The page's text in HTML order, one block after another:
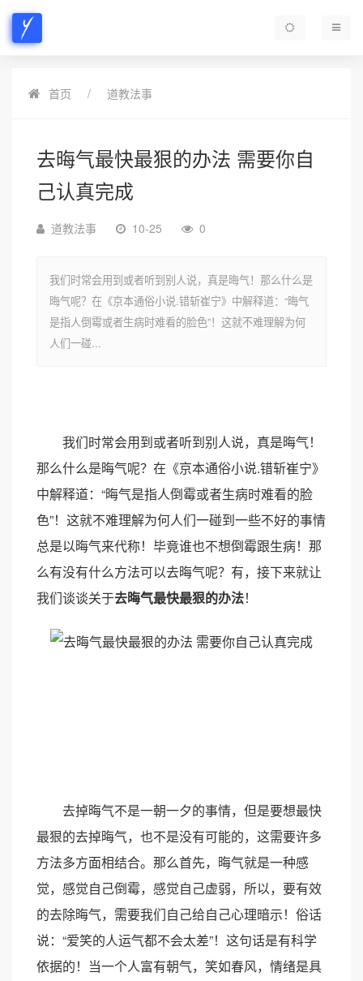
首页 道教法事
去晦气最快最狠的办法 需要你自
己认真完成
道教法事 10-25 0
我们时常会用到或者听到别人说，真是晦气！那么什么是
晦气呢？在《京本通俗小说.错斩崔宁》中解释道：“晦气
是指人倒霉或者生病时难看的脸色”！这就不难理解为何
人们一碰...
我们时常会用到或者听到别人说，真是晦气！
那么什么是晦气呢？在《京本通俗小说.错斩崔宁》
中解释道：“晦气是指人倒霉或者生病时难看的脸
色”！这就不难理解为何人们一碰到一些不好的事情
总是以晦气来代称！毕竟谁也不想倒霉跟生病！那
么有没有什么方法可以去晦气呢？有，接下来就让
我们谈谈关于去晦气最快最狠的办法！
去掉晦气不是一朝一夕的事情，但是要想最快
最狠的去掉晦气，也不是没有可能的，这需要许多
方法多方面相结合。那么首先，晦气就是一种感
觉，感觉自己倒霉，感觉自己虚弱，所以，要有效
的去除晦气，需要我们自己给自己心理暗示！俗话
说：“爱笑的人运气都不会太差”！这句话是有科学
依据的！当一个人富有朝气，笑如春风，情绪是具